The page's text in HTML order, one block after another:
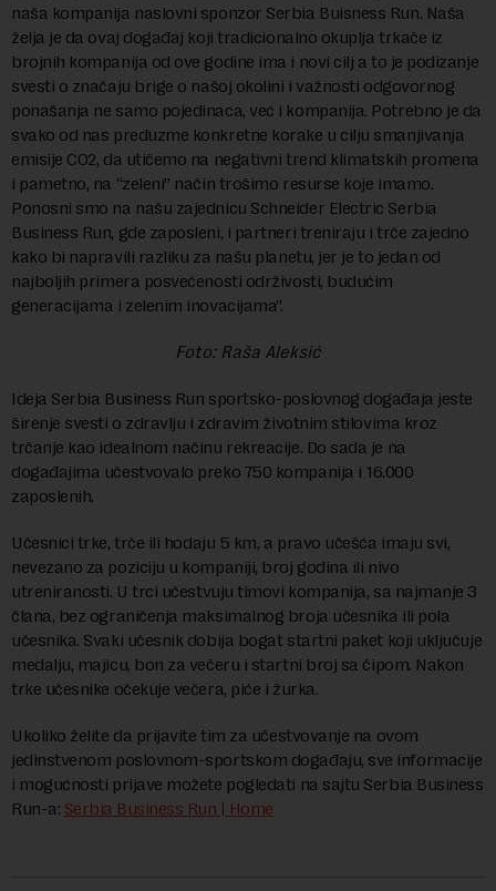
naša kompanija naslovni sponzor Serbia Buisness Run. Naša
želja je da ovaj događaj koji tradicionalno okuplja trkače iz
brojnih kompanija od ove godine ima i novi cilj a to je podizanje
svesti o značaju brige o našoj okolini i važnosti odgovornog
ponašanja ne samo pojedinaca, već i kompanija. Potrebno je da
svako od nas preduzme konkretne korake u cilju smanjivanja
emisije CO2, da utičemo na negativni trend klimatskih promena
i pametno, na “zeleni” način trošimo resurse koje imamo.
Ponosni smo na našu zajednicu Schneider Electric Serbia
Business Run, gde zaposleni, i partneri treniraju i trče zajedno
kako bi napravili razliku za našu planetu, jer je to jedan od
najboljih primera posvećenosti održivosti, budućim
generacijama i zelenim inovacijama”.
Foto: Raša Aleksić
Ideja Serbia Business Run sportsko-poslovnog događaja jeste
širenje svesti o zdravlju i zdravim životnim stilovima kroz
trčanje kao idealnom načinu rekreacije. Do sada je na
događajima učestvovalo preko 750 kompanija i 16.000
zaposlenih.
Učesnici trke, trče ili hodaju 5 km, a pravo učešća imaju svi,
nevezano za poziciju u kompaniji, broj godina ili nivo
utreniranosti. U trci učestvuju timovi kompanija, sa najmanje 3
člana, bez ograničenja maksimalnog broja učesnika ili pola
učesnika. Svaki učesnik dobija bogat startni paket koji uključuje
medalju, majicu, bon za večeru i startni broj sa čipom. Nakon
trke učesnike očekuje večera, piće i žurka.
Ukoliko želite da prijavite tim za učestvovanje na ovom
jedinstvenom poslovnom-sportskom događaju, sve informacije
i mogućnosti prijave možete pogledati na sajtu Serbia Business
Run-a: Serbia Business Run | Home